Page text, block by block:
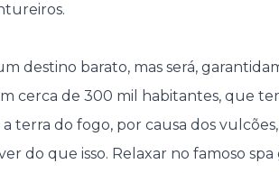
destino barato, mas será,
cerca de 300 mil habitantes, que
terra do fogo, por causa dos
do que isso. Relaxar no famoso